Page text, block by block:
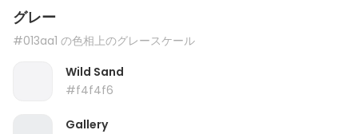
グレー
#013aa1 の色相上のグレースケール
Wild Sand
#f4f4f6
Gallery